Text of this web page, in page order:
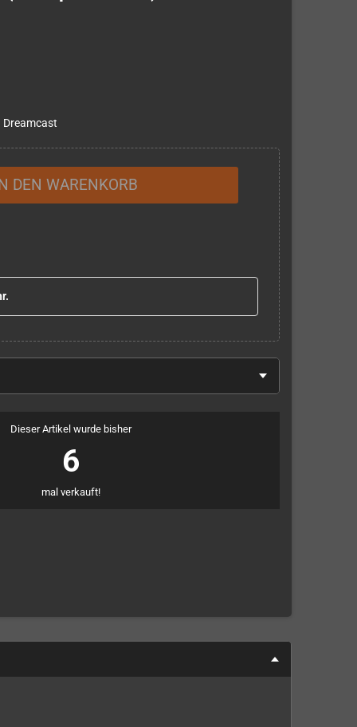
Dreamcast
DEN WARENKORB
Dieser Artikel wurde bisher
6
mal verkauft!